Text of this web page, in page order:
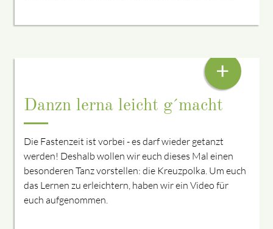
Danzn lerna leicht g´macht
Die Fastenzeit ist vorbei - es darf wieder getanzt
werden! Deshalb wollen wir euch dieses Mal einen
besonderen Tanz vorstellen: die Kreuzpolka. Um euch
das Lernen zu erleichtern, haben wir ein Video für
euch aufgenommen.
+